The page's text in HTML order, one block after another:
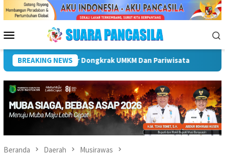
Menu
Mobile
BREAKING NEWS
Percepatan Penyaluran DAK Fisik Dan Dana Desa Di
Beranda Daerah Musirawas